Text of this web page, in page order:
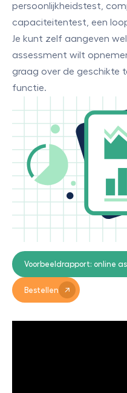
persoonlijkheidstest,
capaciteitentest, een
Je kunt zelf aangeven
assessment wilt
graag over de geschikte
functie.
Bestellen
Voorbeeldrapport: online